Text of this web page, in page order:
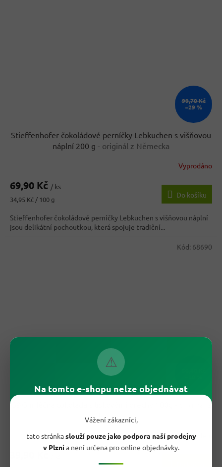
⚠
Na tomto e-shopu nelze objednávat
Vážení zákazníci,
tato stránkaslouží pouze jako podpora naší prodejny
v Plznia není určena pro online objednávky.
99,70 Kč
–29 %
Stieffenhofer čokoládové perníčky Lebkuchen s višňovou
náplní 200 g - originál z Německa
Vyprodáno
69,90 Kč / ks
Měrná
34,95 Kč / 100 g
Do košíku
Stieffenhofer čokoládové perníčky Lebkuchen s višňovou náplní
jsou delikátní pochoutkou, která spojuje tradiční...
G&G mléčná čokoláda s lískovými ořechy 100g
- originál z
Německa
Průměrné
Skladem
Kód: 68690